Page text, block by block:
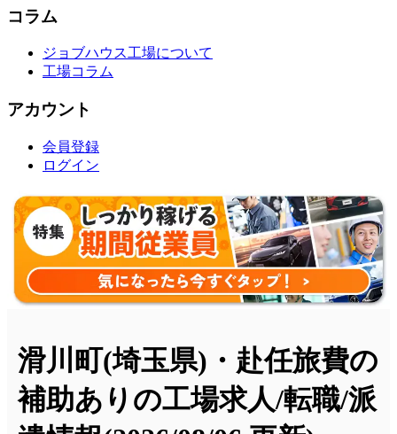
コラム
ジョブハウス工場について
工場コラム
アカウント
会員登録
ログイン
滑川町(埼玉県)・赴任旅費の
補助ありの工場求人/転職/派